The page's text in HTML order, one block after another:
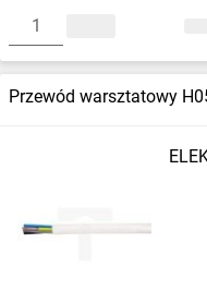
Przewód warsztatowy